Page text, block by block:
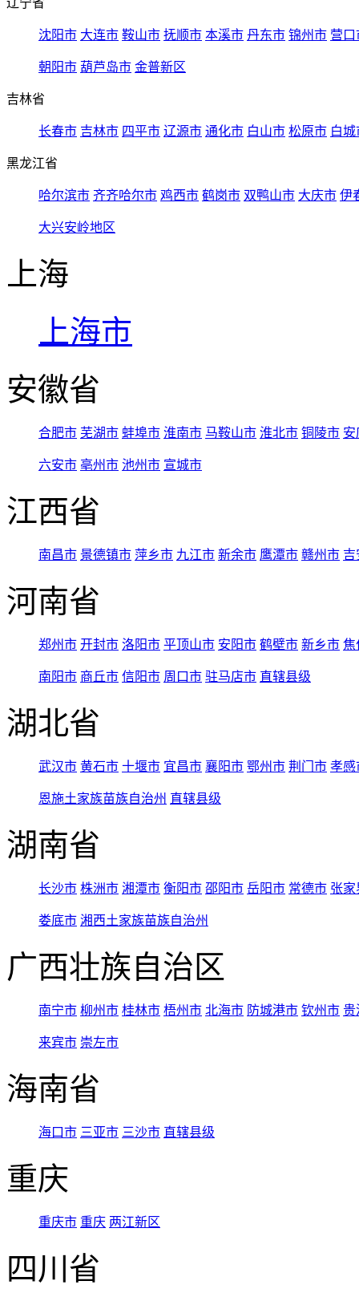
辽宁省
沈阳市 大连市 鞍山市 抚顺市 本溪市 丹东市 锦州市 营口
朝阳市 葫芦岛市 金普新区
吉林省
长春市 吉林市 四平市 辽源市 通化市 白山市 松原市 白城
黑龙江省
哈尔滨市 齐齐哈尔市 鸡西市 鹤岗市 双鸭山市 大庆市 伊
大兴安岭地区
上海
上海市
安徽省
合肥市 芜湖市 蚌埠市 淮南市 马鞍山市 淮北市 铜陵市 安
六安市 亳州市 池州市 宣城市
江西省
南昌市 景德镇市 萍乡市 九江市 新余市 鹰潭市 赣州市 吉
河南省
郑州市 开封市 洛阳市 平顶山市 安阳市 鹤壁市 新乡市 焦
南阳市 商丘市 信阳市 周口市 驻马店市 直辖县级
湖北省
武汉市 黄石市 十堰市 宜昌市 襄阳市 鄂州市 荆门市 孝感
恩施土家族苗族自治州 直辖县级
湖南省
长沙市 株洲市 湘潭市 衡阳市 邵阳市 岳阳市 常德市 张家
娄底市 湘西土家族苗族自治州
广西壮族自治区
南宁市 柳州市 桂林市 梧州市 北海市 防城港市 钦州市 贵
来宾市 崇左市
海南省
海口市 三亚市 三沙市 直辖县级
重庆
重庆市 重庆 两江新区
四川省